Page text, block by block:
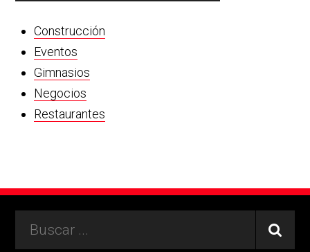
Construcción
Eventos
Gimnasios
Negocios
Restaurantes
Footer